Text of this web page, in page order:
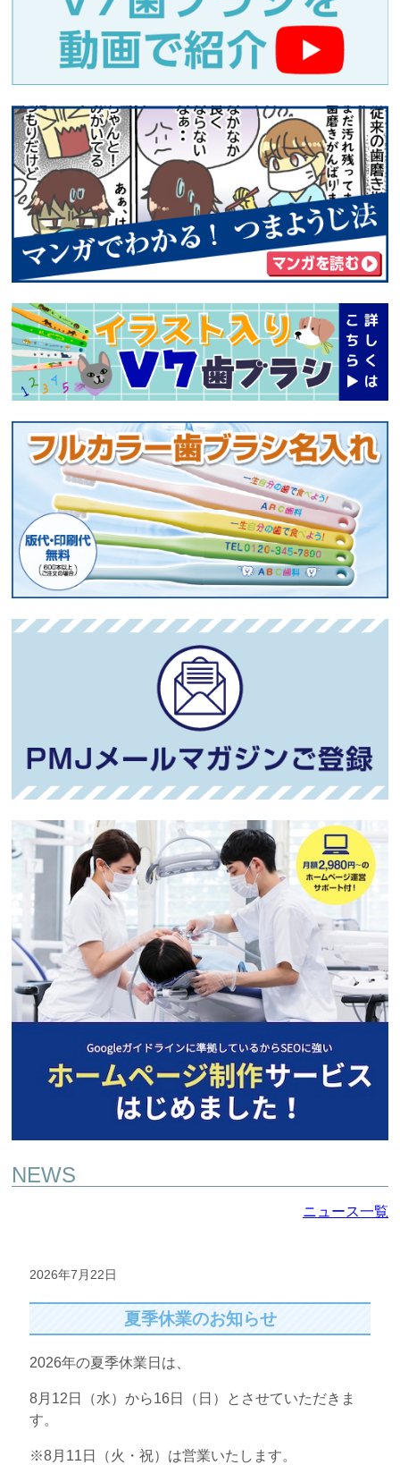
NEWS
ニュース一覧
2026年7月22日
夏季休業のお知らせ
2026年の夏季休業日は、
8月12日（水）から16日（日）とさせていただきま
す。
※8月11日（火・祝）は営業いたします。